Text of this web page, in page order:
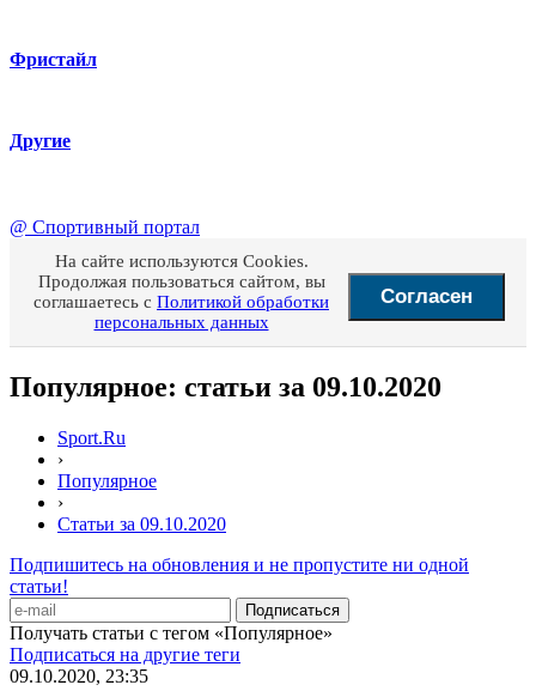
Фристайл
Другие
@ Спортивный портал
На сайте используются Cookies.
Продолжая пользоваться сайтом, вы
соглашаетесь с Политикой обработки
персональных данных
Согласен
Популярное: статьи за 09.10.2020
Sport.Ru
›
Популярное
›
Статьи за 09.10.2020
Подпишитесь на обновления и не пропустите ни одной
статьи!
Получать статьи с тегом «Популярное»
Подписаться на другие теги
09.10.2020, 23:35